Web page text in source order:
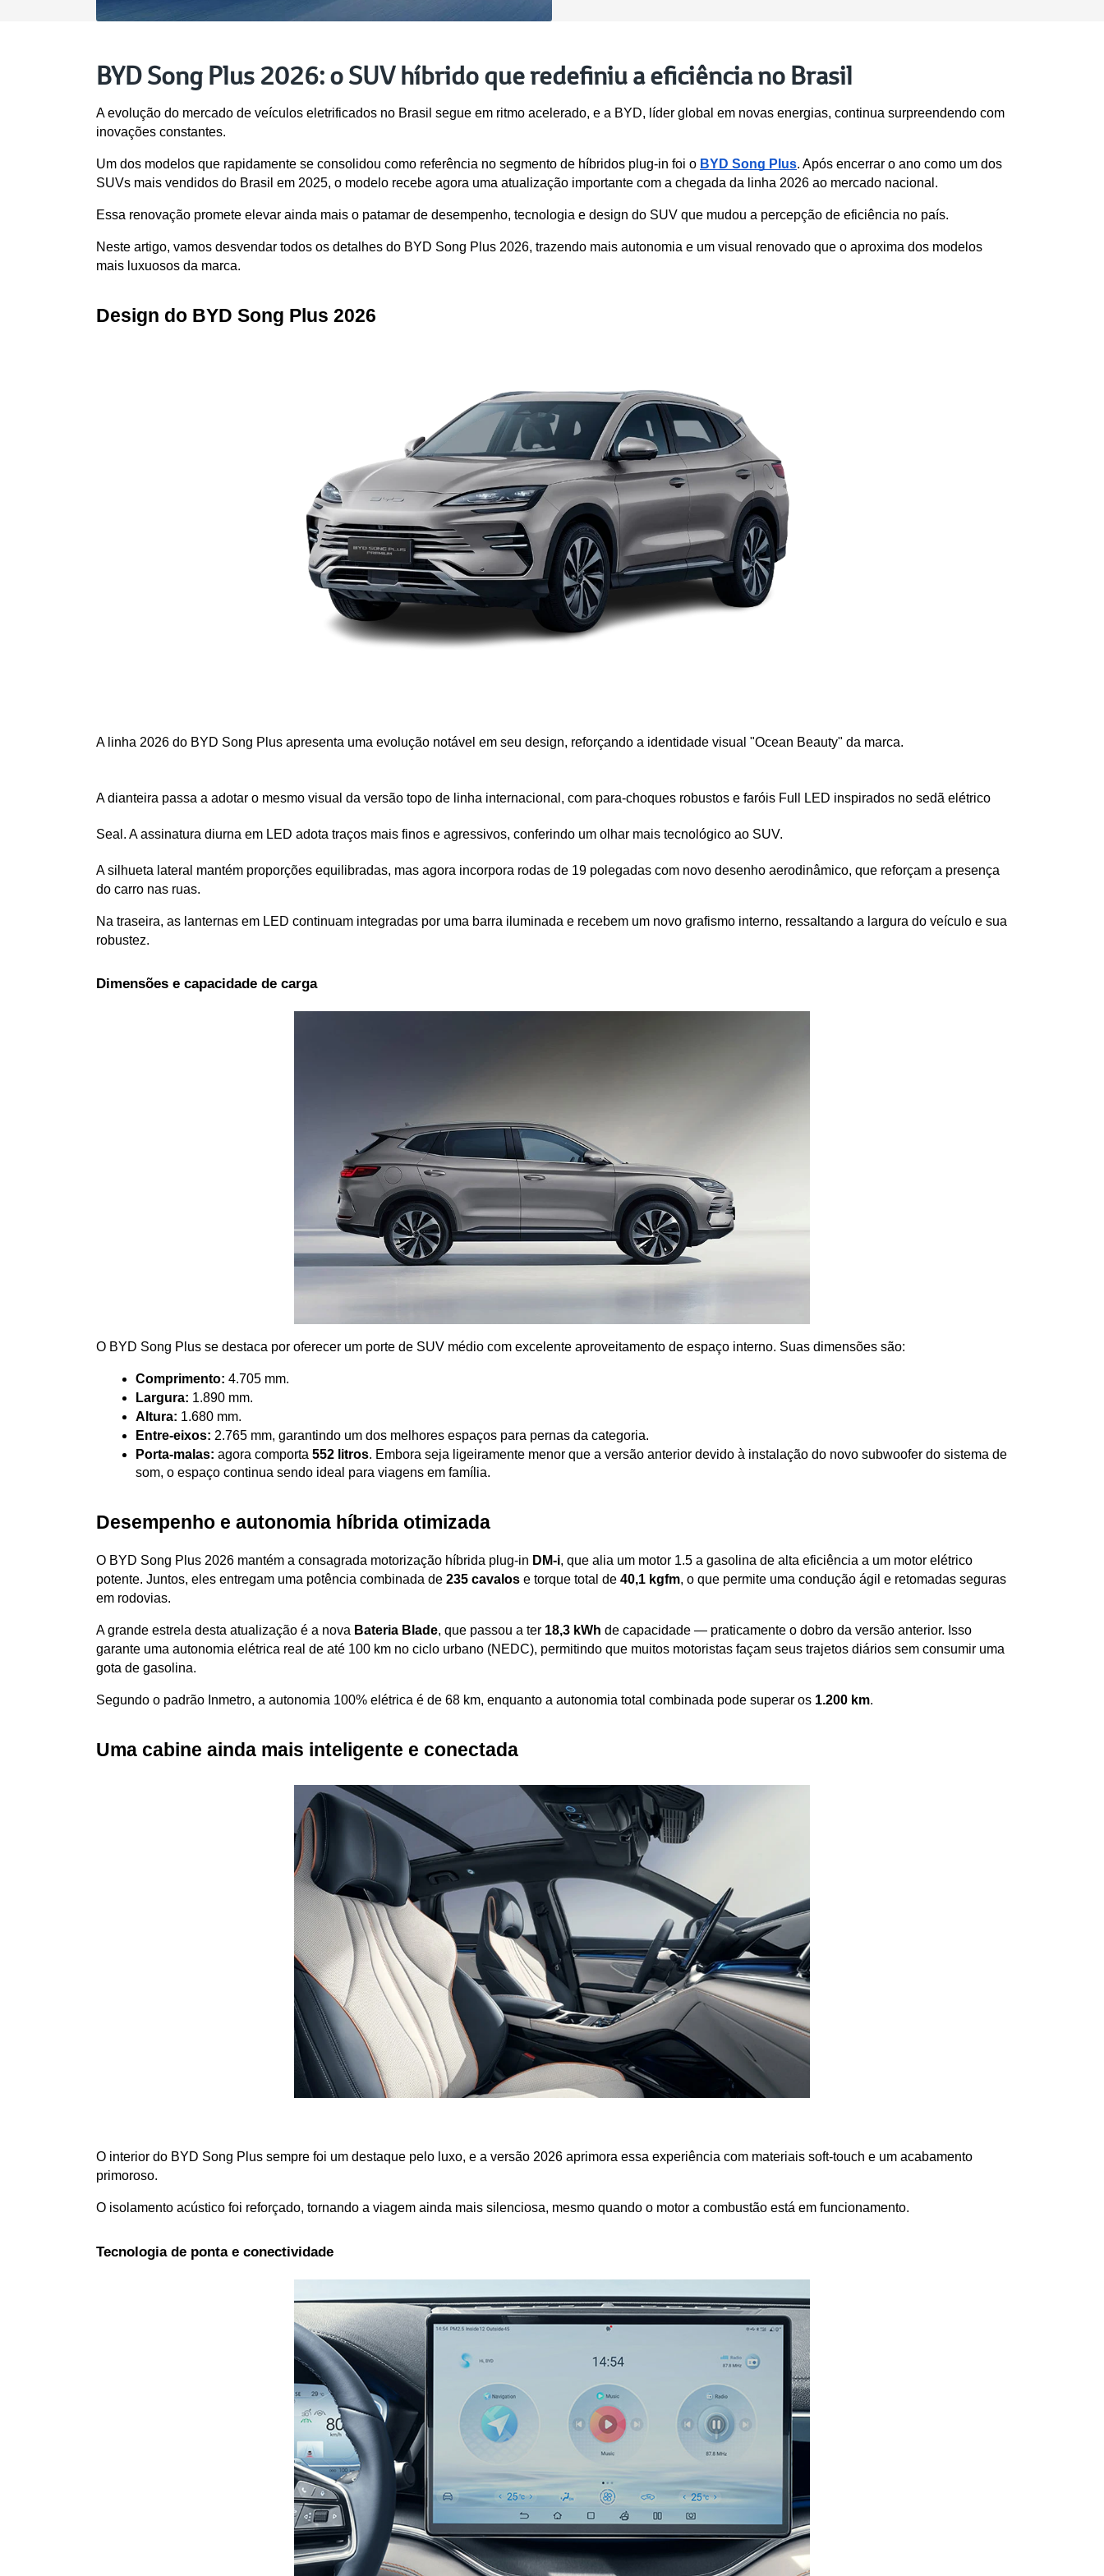
BYD Song Plus 2026: o SUV híbrido que redefiniu a eficiência no Brasil
A evolução do mercado de veículos eletrificados no Brasil segue em ritmo acelerado, e a BYD, líder global em novas energias, continua surpreendendo com
inovações constantes.
Um dos modelos que rapidamente se consolidou como referência no segmento de híbridos plug-in foi o BYD Song Plus. Após encerrar o ano como um dos
SUVs mais vendidos do Brasil em 2025, o modelo recebe agora uma atualização importante com a chegada da linha 2026 ao mercado nacional.
Essa renovação promete elevar ainda mais o patamar de desempenho, tecnologia e design do SUV que mudou a percepção de eficiência no país.
Neste artigo, vamos desvendar todos os detalhes do BYD Song Plus 2026, trazendo mais autonomia e um visual renovado que o aproxima dos modelos
mais luxuosos da marca.
Design do BYD Song Plus 2026
A linha 2026 do BYD Song Plus apresenta uma evolução notável em seu design, reforçando a identidade visual "Ocean Beauty" da marca.
A dianteira passa a adotar o mesmo visual da versão topo de linha internacional, com para-choques robustos e faróis Full LED inspirados no sedã elétrico
Seal. A assinatura diurna em LED adota traços mais finos e agressivos, conferindo um olhar mais tecnológico ao SUV.
A silhueta lateral mantém proporções equilibradas, mas agora incorpora rodas de 19 polegadas com novo desenho aerodinâmico, que reforçam a presença
do carro nas ruas.
Na traseira, as lanternas em LED continuam integradas por uma barra iluminada e recebem um novo grafismo interno, ressaltando a largura do veículo e sua
robustez.
Dimensões e capacidade de carga
O BYD Song Plus se destaca por oferecer um porte de SUV médio com excelente aproveitamento de espaço interno. Suas dimensões são:
Comprimento: 4.705 mm.
Largura: 1.890 mm.
Altura: 1.680 mm.
Entre-eixos: 2.765 mm, garantindo um dos melhores espaços para pernas da categoria.
Porta-malas: agora comporta 552 litros. Embora seja ligeiramente menor que a versão anterior devido à instalação do novo subwoofer do sistema de
som, o espaço continua sendo ideal para viagens em família.
Desempenho e autonomia híbrida otimizada
O BYD Song Plus 2026 mantém a consagrada motorização híbrida plug-in DM-i, que alia um motor 1.5 a gasolina de alta eficiência a um motor elétrico
potente. Juntos, eles entregam uma potência combinada de 235 cavalos e torque total de 40,1 kgfm, o que permite uma condução ágil e retomadas seguras
em rodovias.
A grande estrela desta atualização é a nova Bateria Blade, que passou a ter 18,3 kWh de capacidade — praticamente o dobro da versão anterior. Isso
garante uma autonomia elétrica real de até 100 km no ciclo urbano (NEDC), permitindo que muitos motoristas façam seus trajetos diários sem consumir uma
gota de gasolina.
Segundo o padrão Inmetro, a autonomia 100% elétrica é de 68 km, enquanto a autonomia total combinada pode superar os 1.200 km.
Uma cabine ainda mais inteligente e conectada
O interior do BYD Song Plus sempre foi um destaque pelo luxo, e a versão 2026 aprimora essa experiência com materiais soft-touch e um acabamento
primoroso.
O isolamento acústico foi reforçado, tornando a viagem ainda mais silenciosa, mesmo quando o motor a combustão está em funcionamento.
Tecnologia de ponta e conectividade